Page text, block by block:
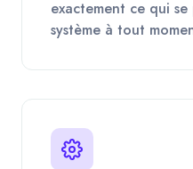
exactement ce qui
système à tout